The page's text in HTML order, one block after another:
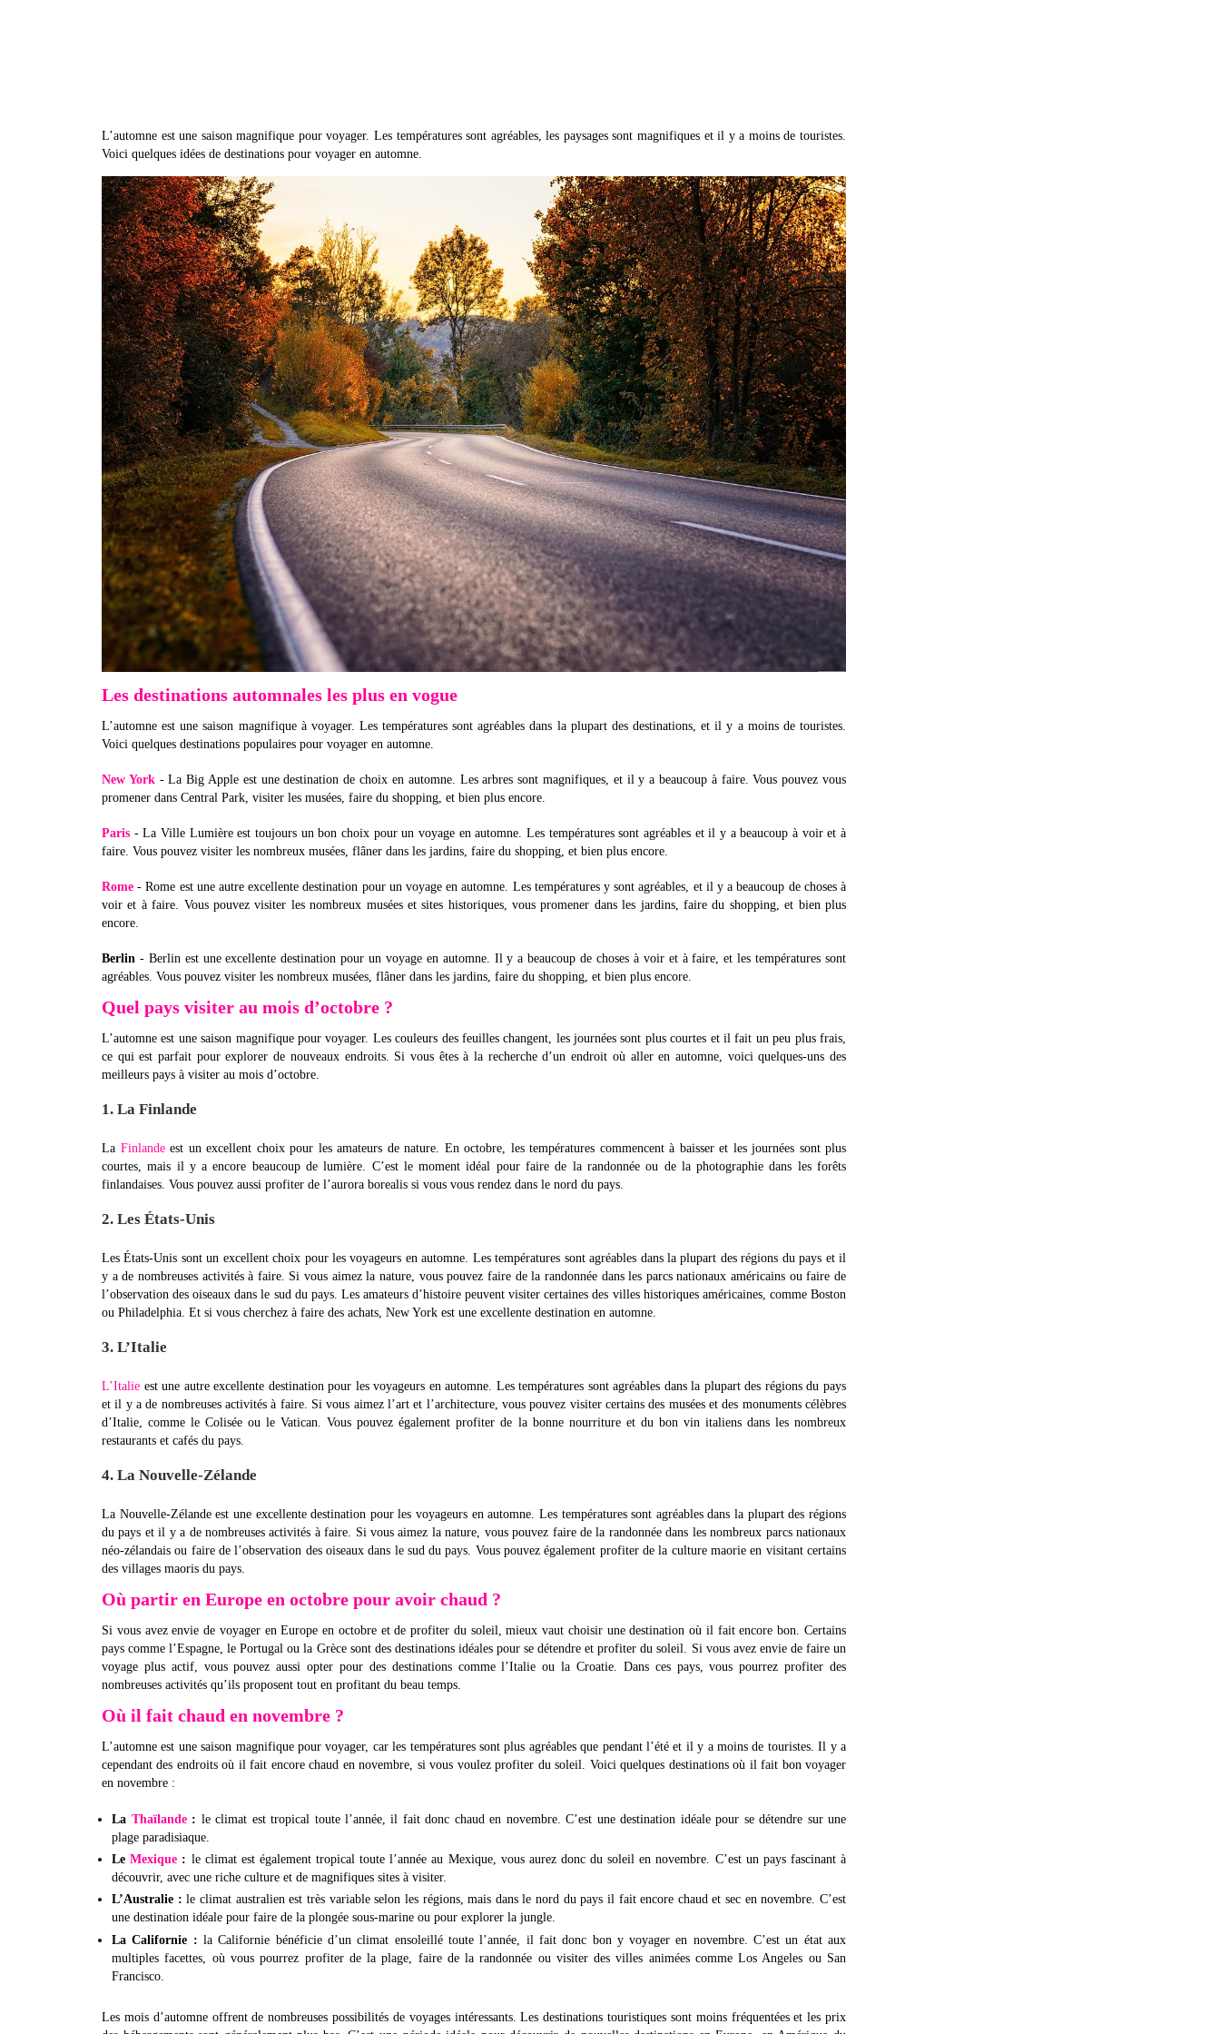
L’automne est une saison magnifique pour voyager. Les températures sont agréables, les paysages sont magnifiques et il y a moins de touristes.
Voici quelques idées de destinations pour voyager en automne.
Les destinations automnales les plus en vogue
L’automne est une saison magnifique à voyager. Les températures sont agréables dans la plupart des destinations, et il y a moins de touristes.
Voici quelques destinations populaires pour voyager en automne.
New York- La Big Apple est une destination de choix en automne. Les arbres sont magnifiques, et il y a beaucoup à faire. Vous pouvez vous
promener dans Central Park, visiter les musées, faire du shopping, et bien plus encore.
Paris - La Ville Lumière est toujours un bon choix pour un voyage en automne. Les températures sont agréables et il y a beaucoup à voir et à
faire. Vous pouvez visiter les nombreux musées, flâner dans les jardins, faire du shopping, et bien plus encore.
Rome - Rome est une autre excellente destination pour un voyage en automne. Les températures y sont agréables, et il y a beaucoup de choses à
voir et à faire. Vous pouvez visiter les nombreux musées et sites historiques, vous promener dans les jardins, faire du shopping, et bien plus
encore.
Berlin - Berlin est une excellente destination pour un voyage en automne. Il y a beaucoup de choses à voir et à faire, et les températures sont
agréables. Vous pouvez visiter les nombreux musées, flâner dans les jardins, faire du shopping, et bien plus encore.
Quel pays visiter au mois d’octobre ?
L’automne est une saison magnifique pour voyager. Les couleurs des feuilles changent, les journées sont plus courtes et il fait un peu plus frais,
ce qui est parfait pour explorer de nouveaux endroits. Si vous êtes à la recherche d’un endroit où aller en automne, voici quelques-uns des
meilleurs pays à visiter au mois d’octobre.
1. La Finlande
La Finlandeest un excellent choix pour les amateurs de nature. En octobre, les températures commencent à baisser et les journées sont plus
courtes, mais il y a encore beaucoup de lumière. C’est le moment idéal pour faire de la randonnée ou de la photographie dans les forêts
finlandaises. Vous pouvez aussi profiter de l’aurora borealis si vous vous rendez dans le nord du pays.
2. Les États-Unis
Les États-Unis sont un excellent choix pour les voyageurs en automne. Les températures sont agréables dans la plupart des régions du pays et il
y a de nombreuses activités à faire. Si vous aimez la nature, vous pouvez faire de la randonnée dans les parcs nationaux américains ou faire de
l’observation des oiseaux dans le sud du pays. Les amateurs d’histoire peuvent visiter certaines des villes historiques américaines, comme Boston
ou Philadelphia. Et si vous cherchez à faire des achats, New York est une excellente destination en automne.
3. L’Italie
L’Italie est une autre excellente destination pour les voyageurs en automne. Les températures sont agréables dans la plupart des régions du pays
et il y a de nombreuses activités à faire. Si vous aimez l’art et l’architecture, vous pouvez visiter certains des musées et des monuments célèbres
d’Italie, comme le Colisée ou le Vatican. Vous pouvez également profiter de la bonne nourriture et du bon vin italiens dans les nombreux
restaurants et cafés du pays.
4. La Nouvelle-Zélande
La Nouvelle-Zélande est une excellente destination pour les voyageurs en automne. Les températures sont agréables dans la plupart des régions
du pays et il y a de nombreuses activités à faire. Si vous aimez la nature, vous pouvez faire de la randonnée dans les nombreux parcs nationaux
néo-zélandais ou faire de l’observation des oiseaux dans le sud du pays. Vous pouvez également profiter de la culture maorie en visitant certains
des villages maoris du pays.
Où partir en Europe en octobre pour avoir chaud ?
Si vous avez envie de voyager en Europe en octobre et de profiter du soleil, mieux vaut choisir une destination où il fait encore bon. Certains
pays comme l’Espagne, le Portugal ou la Grèce sont des destinations idéales pour se détendre et profiter du soleil. Si vous avez envie de faire un
voyage plus actif, vous pouvez aussi opter pour des destinations comme l’Italie ou la Croatie. Dans ces pays, vous pourrez profiter des
nombreuses activités qu’ils proposent tout en profitant du beau temps.
Où il fait chaud en novembre ?
L’automne est une saison magnifique pour voyager, car les températures sont plus agréables que pendant l’été et il y a moins de touristes. Il y a
cependant des endroits où il fait encore chaud en novembre, si vous voulez profiter du soleil. Voici quelques destinations où il fait bon voyager
en novembre :
La Thaïlande: le climat est tropical toute l’année, il fait donc chaud en novembre. C’est une destination idéale pour se détendre sur une
plage paradisiaque.
LeMexique : le climat est également tropical toute l’année au Mexique, vous aurez donc du soleil en novembre. C’est un pays fascinant à
découvrir, avec une riche culture et de magnifiques sites à visiter.
L’Australie : le climat australien est très variable selon les régions, mais dans le nord du pays il fait encore chaud et sec en novembre. C’est
une destination idéale pour faire de la plongée sous-marine ou pour explorer la jungle.
La Californie : la Californie bénéficie d’un climat ensoleillé toute l’année, il fait donc bon y voyager en novembre. C’est un état aux
multiples facettes, où vous pourrez profiter de la plage, faire de la randonnée ou visiter des villes animées comme Los Angeles ou San
Francisco.
Les mois d’automne offrent de nombreuses possibilités de voyages intéressants. Les destinations touristiques sont moins fréquentées et les prix